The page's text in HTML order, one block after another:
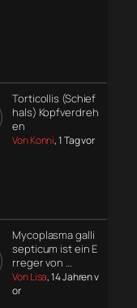
Torticollis (Schief
hals) Kopfverdreh
en
Von Konni, 1 Tag vor
Mycoplasma galli
septicum ist ein E
rreger von …
Von Lisa, 14 Jahren v
or